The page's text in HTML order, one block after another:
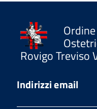
Rovigo Treviso
Indirizzi email